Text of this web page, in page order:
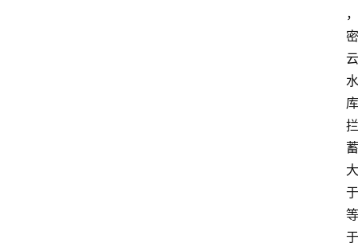
，
密
云
水
库
拦
蓄
大
于
等
于